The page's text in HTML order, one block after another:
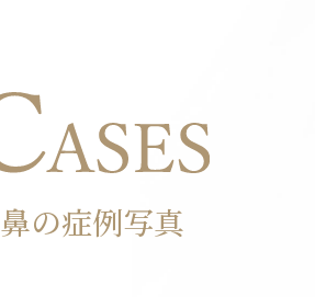
鼻の症例写真